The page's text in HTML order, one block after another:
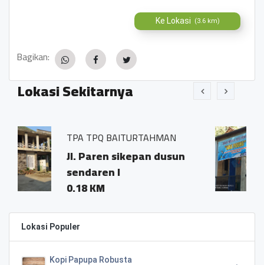
Ke Lokasi (3.6 km)
Bagikan:
Lokasi Sekitarnya
sikepan dusun
TOKO ALAT
Jl.Paren
sendaren I
0.07 KM
Lokasi Populer
Kopi Papupa Robusta